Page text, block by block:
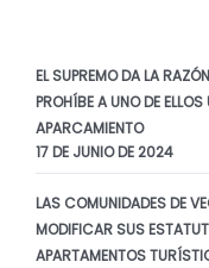
EL SUPREMO DA LA
PROHÍBE A UNO DE
APARCAMIENTO
17 DE JUNIO DE 2024
LAS COMUNIDADES DE
MODIFICAR SUS
APARTAMENTOS